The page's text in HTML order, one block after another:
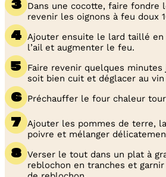
Dans une cocotte, faire fondre
revenir les oignons à feu doux
Ajouter ensuite le lard taillé
l’ail et augmenter le feu.
Faire revenir quelques minutes
soit bien cuit et déglacer au vin
Préchauffer le four chaleur
Ajouter les pommes de terre,
poivre et mélanger
Verser le tout dans un plat à
reblochon en tranches et